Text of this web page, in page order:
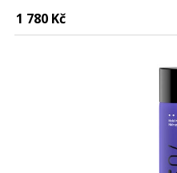
1 780 Kč